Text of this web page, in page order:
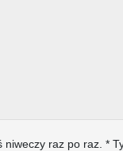
raz po raz. *